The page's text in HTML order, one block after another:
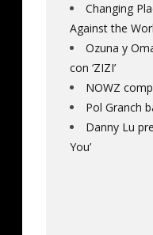
Changing
Against the
Ozuna y
con ‘ZIZI’
NOWZ
Pol Granch
Danny Lu
You’